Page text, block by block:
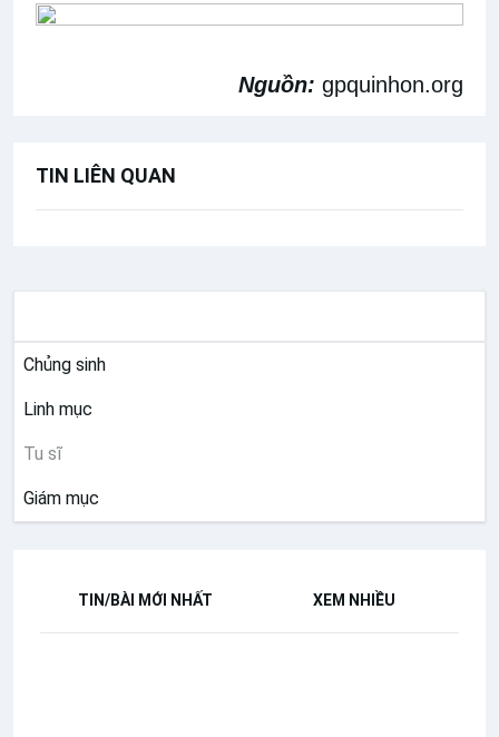
Nguồn: gpquinhon.org
TIN LIÊN QUAN
Chủng sinh
Linh mục
Tu sĩ
Giám mục
TIN/BÀI MỚI NHẤT XEM NHIỀU